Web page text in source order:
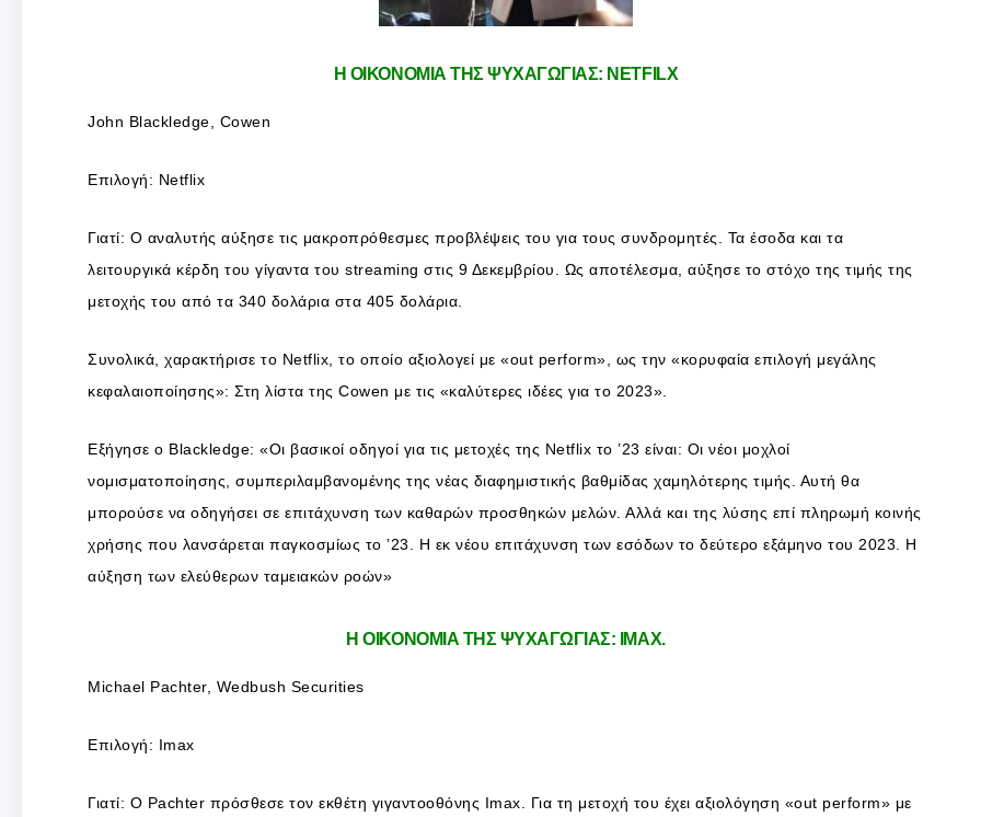
Η ΟΙΚΟΝΟΜΙΑ ΤΗΣ ΨΥΧΑΓΩΓΙΑΣ: NETFILX
John Blackledge, Cowen
Επιλογή: Netflix
Γιατί: Ο αναλυτής αύξησε τις μακροπρόθεσμες προβλέψεις του για τους συνδρομητές. Τα έσοδα και τα
λειτουργικά κέρδη του γίγαντα του streaming στις 9 Δεκεμβρίου. Ως αποτέλεσμα, αύξησε το στόχο της τιμής της
μετοχής του από τα 340 δολάρια στα 405 δολάρια.
Συνολικά, χαρακτήρισε το Netflix, το οποίο αξιολογεί με «out perform», ως την «κορυφαία επιλογή μεγάλης
κεφαλαιοποίησης»: Στη λίστα της Cowen με τις «καλύτερες ιδέες για το 2023».
Εξήγησε ο Blackledge: «Οι βασικοί οδηγοί για τις μετοχές της Netflix το ’23 είναι: Οι νέοι μοχλοί
νομισματοποίησης, συμπεριλαμβανομένης της νέας διαφημιστικής βαθμίδας χαμηλότερης τιμής. Αυτή θα
μπορούσε να οδηγήσει σε επιτάχυνση των καθαρών προσθηκών μελών. Αλλά και της λύσης επί πληρωμή κοινής
χρήσης που λανσάρεται παγκοσμίως το ’23. Η εκ νέου επιτάχυνση των εσόδων το δεύτερο εξάμηνο του 2023. Η
αύξηση των ελεύθερων ταμειακών ροών»
Η ΟΙΚΟΝΟΜΙΑ ΤΗΣ ΨΥΧΑΓΩΓΙΑΣ: IMAX.
Michael Pachter, Wedbush Securities
Επιλογή: Imax
Γιατί: Ο Pachter πρόσθεσε τον εκθέτη γιγαντοοθόνης Imax. Για τη μετοχή του έχει αξιολόγηση «out perform» με